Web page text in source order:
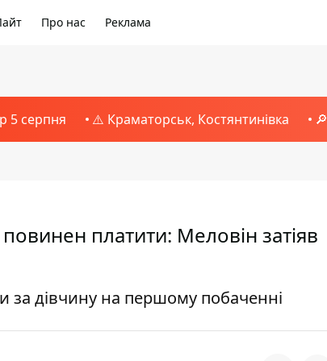
Про нас Реклама
5 серпня ⚠️ Краматорськ, Костянтинівка
платити: Меловін затіяв
за дівчину на першому побаченні